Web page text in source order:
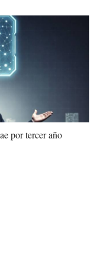
por tercer año